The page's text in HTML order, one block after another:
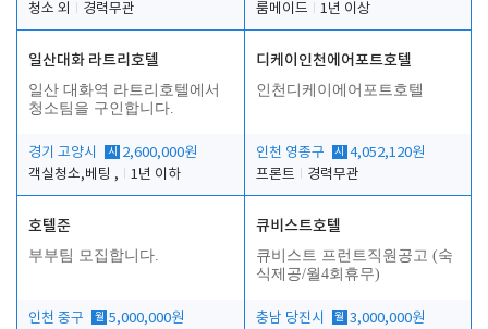
청소 외
경력무관
룸메이드
1년 이상
일산대화 라트리호텔
일산 대화역 라트리호텔에서
청소팀을 구인합니다.
경기 고양시 시
2,600,000원
객실청소,베팅 ,
1년 이하
디케이인천에어포트호텔
인천디케이에어포트호텔
인천 영종구 시
4,052,120원
프론트
경력무관
호텔준
부부팀 모집합니다.
인천 중구 월 5,000,000원
큐비스트호텔
큐비스트 프런트직원공고 (숙
식제공/월4회휴무)
충남 당진시 월 3,000,000원